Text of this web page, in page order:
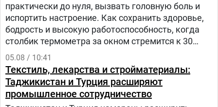
практически до нуля, вызвать головную боль и
испортить настроение. Как сохранить здоровье,
бодрость и высокую работоспособность, когда
столбик термометра за окном стремится к 30
градусам и выше? – рассказала заведующий
отделом общественного здоровья Анастасия
Степанькова.
05.08 / 10:41
Текстиль, лекарства и стройматериалы:
Таджикистан и Турция расширяют
промышленное сотрудничество